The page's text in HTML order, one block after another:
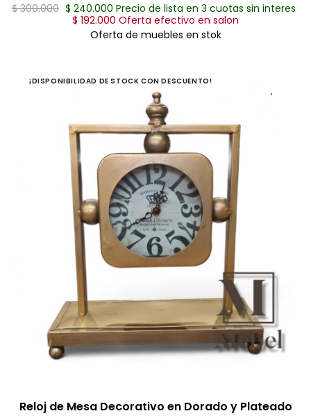
$ 300.000 $ 240.000 Precio de lista en 3 cuotas sin interes
$ 192.000 Oferta efectivo en salon
Oferta de muebles en stok
¡DISPONIBILIDAD DE STOCK CON DESCUENTO!
Reloj de Mesa Decorativo en Dorado y Plateado